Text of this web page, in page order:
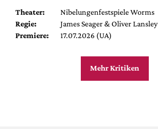
Theater:
Nibelungenfestspiele Worms
Regie:
James Seager & Oliver Lansley
Premiere:
17.07.2026 (UA)
Mehr Kritiken